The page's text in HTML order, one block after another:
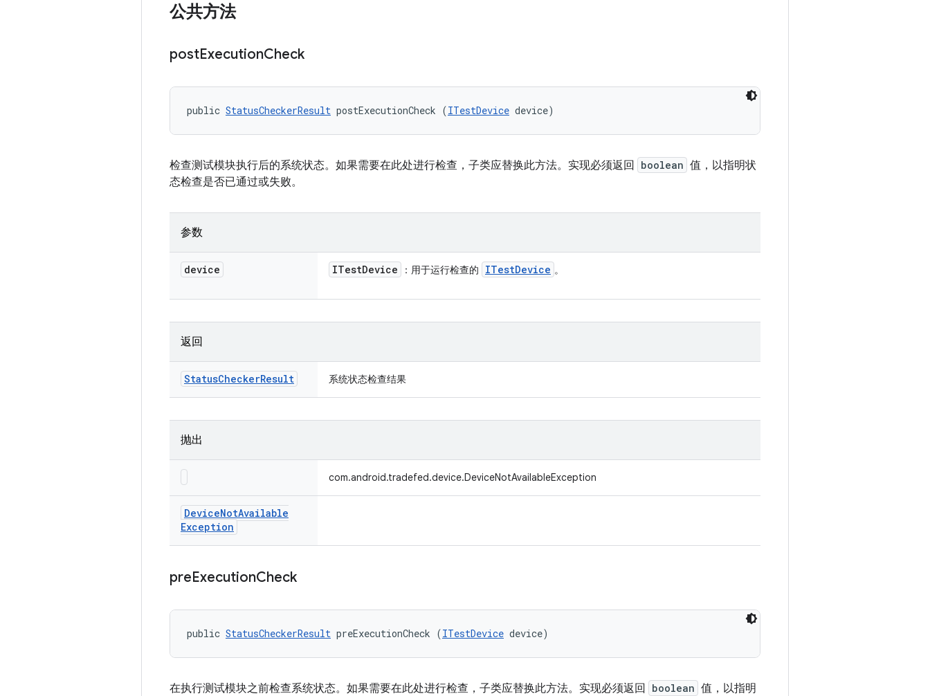
公共方法
postExecutionCheck
public StatusCheckerResult postExecutionCheck (ITestDevice device)
检查测试模块执行后的系统状态。如果需要在此处进行检查，子类应替换此方法。实现必须返回 boolean 值，以指明状
态检查是否已通过或失败。
参数
device ITestDevice ：用于运行检查的 ITestDevice 。
返回
StatusCheckerResult 系统状态检查结果
抛出
com.android.tradefed.device.DeviceNotAvailableException
DeviceNotAvailable
Exception
preExecutionCheck
public StatusCheckerResult preExecutionCheck (ITestDevice device)
在执行测试模块之前检查系统状态。如果需要在此处进行检查，子类应替换此方法。实现必须返回 boolean 值，以指明